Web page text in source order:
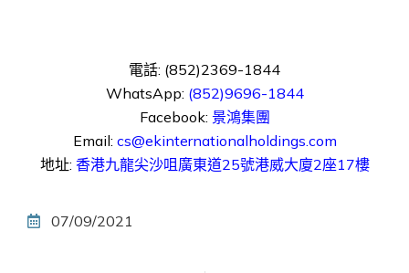
電話: (852)2369-1844
WhatsApp: (852)9696-1844
Facebook: 景鴻集團
Email: cs@ekinternationalholdings.com
地址: 香港九龍尖沙咀廣東道25號港威大廈2座17樓
07/09/2021